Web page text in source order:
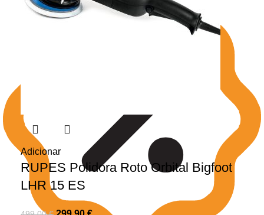
Adicionar
RUPES Polidora Roto Orbital Bigfoot
LHR 15 ES